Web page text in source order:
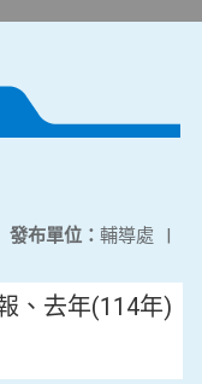
發布單位： 輔導處 |
、去年(114年)